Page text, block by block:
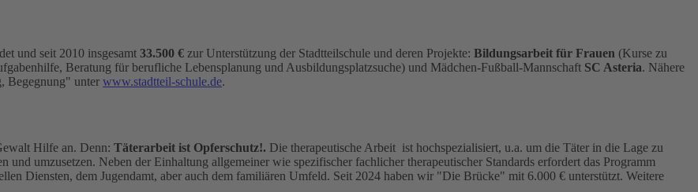
und seit 2010 insgesamt 33.500 € zur Unterstützung der Stadtteilschule und deren Projekte: Bildungsarbeit für Frauen (Kurse zu
Beratung für berufliche Lebensplanung und Ausbildungsplatzsuche) und Mädchen-Fußball-Mannschaft SC Asteria. Nähere
Begegnung" unter www.stadtteil-schule.de.
Hilfe an. Denn: Täterarbeit ist Opferschutz!. Die therapeutische Arbeit ist hochspezialisiert, u.a. um die Täter in die Lage zu
umzusetzen. Neben der Einhaltung allgemeiner wie spezifischer fachlicher therapeutischer Standards erfordert das Programm
Diensten, dem Jugendamt, aber auch dem familiären Umfeld. Seit 2024 haben wir "Die Brücke" mit 6.000 € unterstützt. Weitere